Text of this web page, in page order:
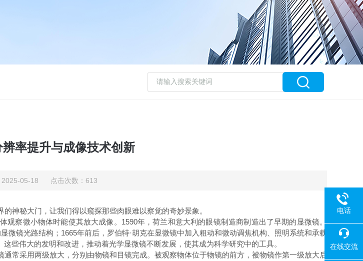
率提升与成像技术创新
2025-05-18 点击次数：613
秘大门，让我们得以窥探那些肉眼难以察觉的奇妙景象。
观察微小物体时能使其放大成像。1590年，荷兰和意大利的眼镜制造商制造出了早期的显微镜。
镜光路结构；1665年前后，罗伯特·胡克在显微镜中加入粗动和微动调焦机构、照明系统和承载
些伟大的发明和改进，推动着光学显微镜不断发展，使其成为科学研究中的工具。
采用两级放大，分别由物镜和目镜完成。被观察物体位于物镜的前方，被物镜作第一级放大后
电话
在线交流